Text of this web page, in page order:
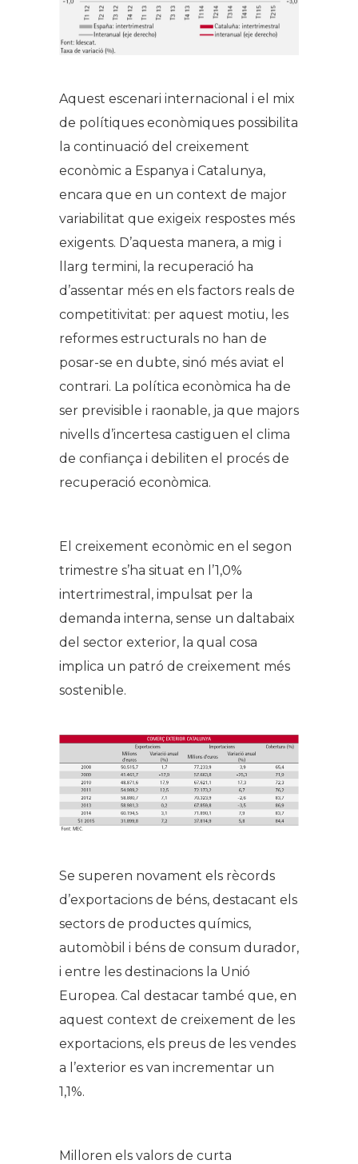
Aquest escenari internacional i el mix
de polítiques econòmiques possibilita
la continuació del creixement
econòmic a Espanya i Catalunya,
encara que en un context de major
variabilitat que exigeix respostes més
exigents. D’aquesta manera, a mig i
llarg termini, la recuperació ha
d’assentar més en els factors reals de
competitivitat: per aquest motiu, les
reformes estructurals no han de
posar-se en dubte, sinó més aviat el
contrari. La política econòmica ha de
ser previsible i raonable, ja que majors
nivells d’incertesa castiguen el clima
de confiança i debiliten el procés de
recuperació econòmica.
El creixement econòmic en el segon
trimestre s’ha situat en l’1,0%
intertrimestral, impulsat per la
demanda interna, sense un daltabaix
del sector exterior, la qual cosa
implica un patró de creixement més
sostenible.
Se superen novament els rècords
d’exportacions de béns, destacant els
sectors de productes químics,
automòbil i béns de consum durador,
i entre les destinacions la Unió
Europea. Cal destacar també que, en
aquest context de creixement de les
exportacions, els preus de les vendes
a l’exterior es van incrementar un
1,1%.
Milloren els valors de curta